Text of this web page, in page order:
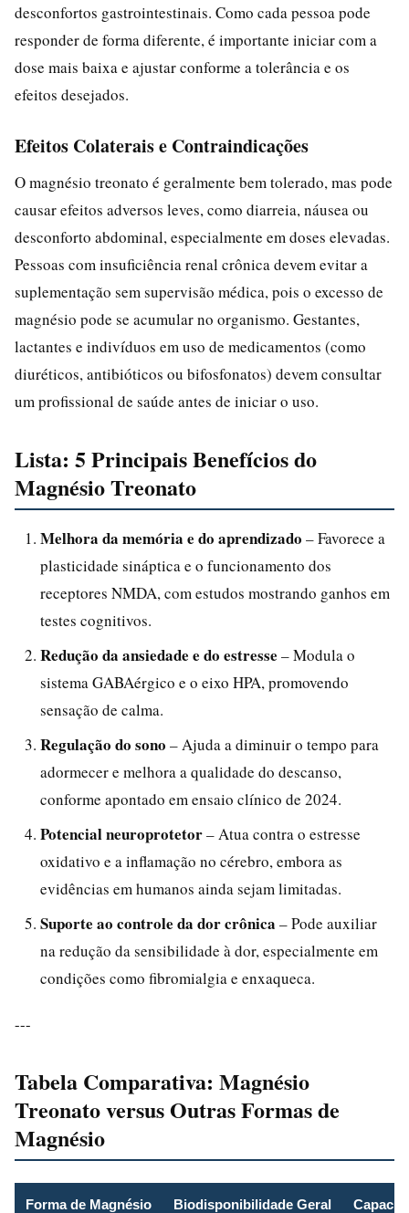
desconfortos gastrointestinais. Como cada pessoa pode
responder de forma diferente, é importante iniciar com a
dose mais baixa e ajustar conforme a tolerância e os
efeitos desejados.
Efeitos Colaterais e Contraindicações
O magnésio treonato é geralmente bem tolerado, mas pode
causar efeitos adversos leves, como diarreia, náusea ou
desconforto abdominal, especialmente em doses elevadas.
Pessoas com insuficiência renal crônica devem evitar a
suplementação sem supervisão médica, pois o excesso de
magnésio pode se acumular no organismo. Gestantes,
lactantes e indivíduos em uso de medicamentos (como
diuréticos, antibióticos ou bifosfonatos) devem consultar
um profissional de saúde antes de iniciar o uso.
Lista: 5 Principais Benefícios do
Magnésio Treonato
Melhora da memória e do aprendizado – Favorece a
plasticidade sináptica e o funcionamento dos
receptores NMDA, com estudos mostrando ganhos em
testes cognitivos.
Redução da ansiedade e do estresse – Modula o
sistema GABAérgico e o eixo HPA, promovendo
sensação de calma.
Regulação do sono – Ajuda a diminuir o tempo para
adormecer e melhora a qualidade do descanso,
conforme apontado em ensaio clínico de 2024.
Potencial neuroprotetor– Atua contra o estresse
oxidativo e a inflamação no cérebro, embora as
evidências em humanos ainda sejam limitadas.
Suporte ao controle da dor crônica – Pode auxiliar
na redução da sensibilidade à dor, especialmente em
condições como fibromialgia e enxaqueca.
---
Tabela Comparativa: Magnésio
Treonato versus Outras Formas de
Magnésio
Forma de Magnésio Biodisponibilidade Geral